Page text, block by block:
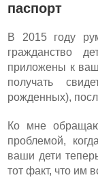
паспорт
В 2015 году
гражданство
приложены к
получать
рожденных),
Ко мне
проблемой,
ваши дети
тот факт, что им